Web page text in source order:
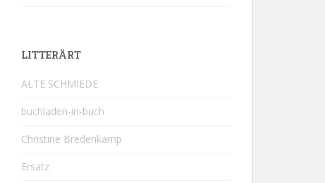
LITTERÄRT
ALTE SCHMIEDE
buchladen-in-buch
Christine Bredenkamp
Ersatz